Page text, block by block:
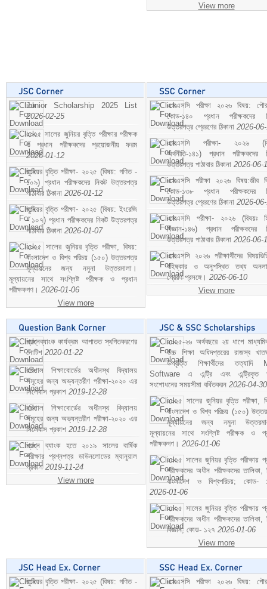
View more
Junior Scholarship 2025 List
2026-02-25
২০২৫ সালের জুনিয়র বৃত্তি পরীক্ষার পরীক্ষক
ও প্রধান পরীক্ষকদের প্রয়োজনীয় ফরম
2026-01-12
জুনিয়র বৃত্তি পরীক্ষা- ২০২৫ (বিষয়: গণিত -
১০৯) প্রধান পরীক্ষকদের নিকট উত্তরপত্র
পাঠাবার ঠিকানা 2026-01-12
জুনিয়র বৃত্তি পরীক্ষা- ২০২৫ (বিষয়: ইংরেজি
- ১০৭) প্রধান পরীক্ষকদের নিকট উত্তরপত্র
পাঠাবার ঠিকানা 2026-01-07
২০২৫ সালের জুনিয়র বৃত্তি পরীক্ষা, বিষয়:
বাংলাদেশ ও বিশ্ব পরিচয় (১৫০) উত্তরপত্র
মূল্যায়নের জন্য নমুনা উত্তরমালা।
মূল্যায়নের সাথে সংশ্লিষ্ট পরীক্ষক ও প্রধান
পরীক্ষকগণ। 2026-01-06
View more
এসএসসি পরীক্ষা ২০২৬ বিষয়:
কোড-১৪০ প্রধান পরীক্ষকদের
উত্তরপত্র প্রেরণের ঠিকানা 2026-
এসএসসি পরীক্ষা- ২০২৬
অর্থনীতি-১৪১) প্রধান পরীক্ষকদের
উত্তরপত্র পাঠাবার ঠিকানা 2026-06-
এসএসসি পরীক্ষা ২০২৬ বিষয়:জীব
কোড-১৩৮ প্রধান পরীক্ষকদের
উত্তরপত্র প্রেরণের ঠিকানা 2026-
এসএসসি পরীক্ষা- ২০২৬ (বিষয়ঃ
বিজ্ঞান-১৪৬) প্রধান পরীক্ষকদের
উত্তরপত্র পাঠাবার ঠিকানা 2026-06-
এসএসসি ২০২৬ পরীক্ষার্থীদের
বহিষ্কার ও অনুপস্থিত তথ্য
প্রেরণ প্রসঙ্গে। 2026-06-10
View more
প্রশ্নব্যাংক কার্যক্রম আপাতত স্থগিতকরণের
নোটিশ 2020-01-22
বরিশাল শিক্ষাবোর্ডের অধীনস্থ বিদ্যালয়
সমূহের জন্য অভ্যন্তরীণ পরীক্ষা-২০২০ এর
সিলেবাস প্রকাশ 2019-12-28
বরিশাল শিক্ষাবোর্ডের অধীনস্থ বিদ্যালয়
সমূহের জন্য অভ্যন্তরীণ পরীক্ষা-২০২০ এর
সিলেবাস প্রকাশ 2019-12-28
প্রশ্ন ব্যাংক হতে ২০১৯ সালের বার্ষিক
পরীক্ষার প্রশ্নপত্র ডাউনলোডের ম্যানুয়াল
প্রকাশ 2019-11-24
View more
২০২৫-২৬ অর্থবছরে ২য় ধাপে
উচ্চ শিক্ষা অধিদপ্তরের রাজস্ব
উপবৃত্তি শিক্ষার্থীদের তত্যাদি
Software এ এন্ট্রি এবং এন্ট্রিকৃত
সংশোধনের সময়সীমা বর্ধিতকরন 2026-04-30
২০২৫ সালের জুনিয়র বৃত্তি পরীক্ষা,
বাংলাদেশ ও বিশ্ব পরিচয় (১৫০)
মূল্যায়নের জন্য নমুনা
মূল্যায়নের সাথে সংশ্লিষ্ট পরীক্ষক ও
পরীক্ষকগণ। 2026-01-06
২০২৫ সালের জুনিয়র বৃত্তি পরীক্ষায়
পরীক্ষকদের অধীন পরীক্ষকদের তালিকা,
বাংলাদেশ ও বিশ্বপরিচয়; কোড-
2026-01-06
২০২৫ সালের জুনিয়র বৃত্তি পরীক্ষায়
পরীক্ষকদের অধীন পরীক্ষকদের তালিকা,
বিজ্ঞান; কোড- ১২৭ 2026-01-06
View more
জুনিয়র বৃত্তি পরীক্ষা- ২০২৫ (বিষয়: গণিত -
এসএসসি পরীক্ষা ২০২৬ বিষয়: